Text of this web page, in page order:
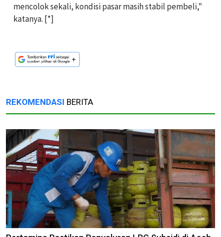
mencolok sekali, kondisi pasar masih stabil pembeli,"
katanya. [*]
REKOMENDASI BERITA